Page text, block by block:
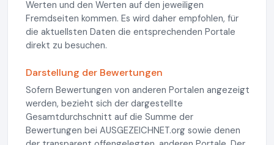
Werten und den Werten auf den jeweiligen
Fremdseiten kommen. Es wird daher empfohlen, für
die aktuellsten Daten die entsprechenden Portale
direkt zu besuchen.
Darstellung der Bewertungen
Sofern Bewertungen von anderen Portalen angezeigt
werden, bezieht sich der dargestellte
Gesamtdurchschnitt auf die Summe der
Bewertungen bei AUSGEZEICHNET.org sowie denen